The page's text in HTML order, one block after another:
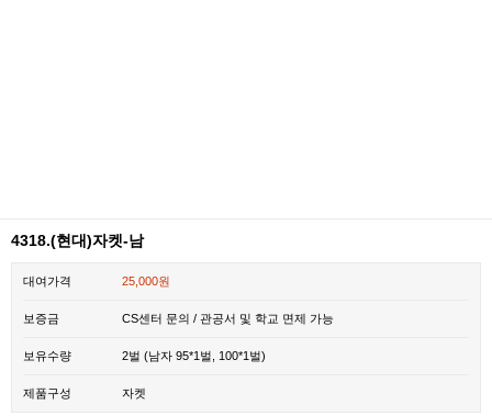
4318.(현대)자켓-남
대여가격 25,000원
보증금 CS센터 문의 / 관공서 및 학교 면제 가능
보유수량 2벌 (남자 95*1벌, 100*1벌)
제품구성 자켓